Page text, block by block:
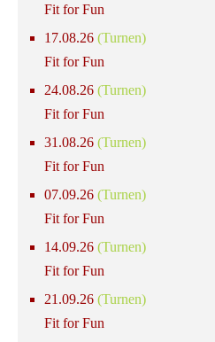
Fit for Fun
17.08.26 (Turnen)
Fit for Fun
24.08.26 (Turnen)
Fit for Fun
31.08.26 (Turnen)
Fit for Fun
07.09.26 (Turnen)
Fit for Fun
14.09.26 (Turnen)
Fit for Fun
21.09.26 (Turnen)
Fit for Fun